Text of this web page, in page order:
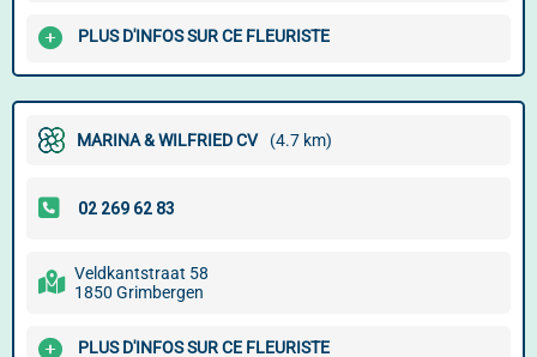
PLUS D'INFOS SUR CE FLEURISTE
MARINA & WILFRIED CV (4.7 km)
Veldkantstraat 58
1850 Grimbergen
PLUS D'INFOS SUR CE FLEURISTE